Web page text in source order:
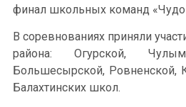
финал школьных команд
В соревнованиях приняли
района: Огурской,
Большесырской, Ровненской,
Балахтинских школ.